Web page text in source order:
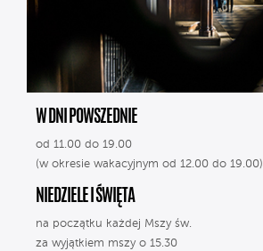
W DNI POWSZEDNIE
od 11.00 do 19.00
(w okresie wakacyjnym od 12.00 do 19.00)
NIEDZIELE I ŚWIĘTA
na początku każdej Mszy św.
za wyjątkiem mszy o 15.30